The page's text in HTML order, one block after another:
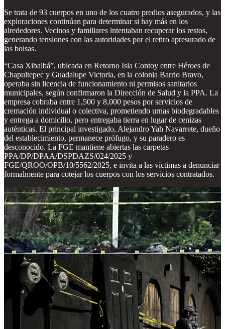
Se trata de 93 cuerpos en uno de los cuatro predios asegurados, y las
exploraciones continúan para determinar si hay más en los
alrededores. Vecinos y familiares intentaban recuperar los restos,
generando tensiones con las autoridades por el retiro apresurado de
las bolsas.
“Casa Xibalbá”, ubicada en Retorno Isla Contoy entre Héroes de
Chapultepec y Guadalupe Victoria, en la colonia Barrio Bravo,
operaba sin licencia de funcionamiento ni permisos sanitarios
municipales, según confirmaron la Dirección de Salud y la PPA. La
empresa cobraba entre 1,500 y 8,000 pesos por servicios de
cremación individual o colectiva, prometiendo urnas biodegradables
y entrega a domicilio, pero entregaba tierra en lugar de cenizas
auténticas. El principal investigado, Alejandro Yah Navarrete, dueño
del establecimiento, permanece prófugo, y su paradero es
desconocido. La FGE mantiene abiertas las carpetas
PPA/DP/DPAA/DSPDAZS/024/2025 y
FGE/QROO/OPB/10/5562/2025, e invita a las víctimas a denunciar
formalmente para cotejar los cuerpos con los servicios contratados.